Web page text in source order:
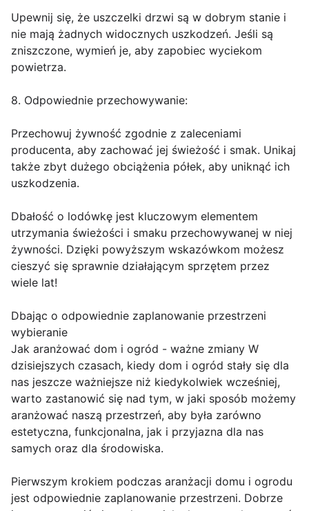
Upewnij się, że uszczelki drzwi są w dobrym stanie i
nie mają żadnych widocznych uszkodzeń. Jeśli są
zniszczone, wymień je, aby zapobiec wyciekom
powietrza.
8. Odpowiednie przechowywanie:
Przechowuj żywność zgodnie z zaleceniami
producenta, aby zachować jej świeżość i smak. Unikaj
także zbyt dużego obciążenia półek, aby uniknąć ich
uszkodzenia.
Dbałość o lodówkę jest kluczowym elementem
utrzymania świeżości i smaku przechowywanej w niej
żywności. Dzięki powyższym wskazówkom możesz
cieszyć się sprawnie działającym sprzętem przez
wiele lat!
Dbając o odpowiednie zaplanowanie przestrzeni
wybieranie
Jak aranżować dom i ogród - ważne zmiany W
dzisiejszych czasach, kiedy dom i ogród stały się dla
nas jeszcze ważniejsze niż kiedykolwiek wcześniej,
warto zastanowić się nad tym, w jaki sposób możemy
aranżować naszą przestrzeń, aby była zarówno
estetyczna, funkcjonalna, jak i przyjazna dla nas
samych oraz dla środowiska.
Pierwszym krokiem podczas aranżacji domu i ogrodu
jest odpowiednie zaplanowanie przestrzeni. Dobrze